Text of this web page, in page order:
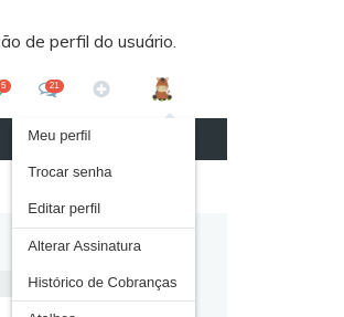
de perfil do usuário.